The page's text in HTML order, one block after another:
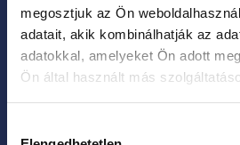
megosztjuk az Ön
adatait, akik kombinálhatják az
adatokkal, amelyeket Ön adott
Ön által használt más
599 000Ft